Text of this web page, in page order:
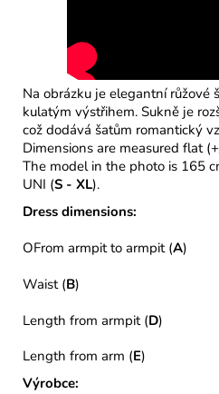
Na obrázku je elegantní růžové
kulatým výstřihem. Sukně je
což dodává šatům romantický
Dimensions are measured flat
The model in the photo is 165
UNI (S - XL).
Dress dimensions:
OFrom armpit to armpit (A)
Waist (B)
Length from armpit (D)
Length from arm (E)
Výrobce: